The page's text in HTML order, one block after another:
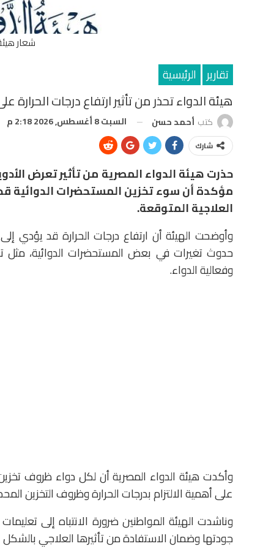
شعار
تقارير الرئيسية
هيئة الدواء تحذر من تأثير ارتفاع درجات الحرارة
كتب أحمد حسن السبت 8 أغسطس, 2026 2:18 م
شارك
حذرت هيئة الدواء المصرية من تأثير تعرض
مؤكدة أن سوء تخزين المستحضرات الدوائية
العلاجية المتوقعة.
وأوضحت الهيئة أن ارتفاع درجات الحرارة قد يؤدي
حدوث تغيرات في بعض المستحضرات الدوائية، مثل
وفعالية الدواء.
وأكدت هيئة الدواء المصرية أن لكل دواء ظروف
على أهمية الالتزام بدرجات الحرارة وظروف التخزين
وناشدت الهيئة المواطنين ضرورة الانتباه إلى
جودتها وضمان الاستفادة من تأثيرها العلاجي بالشكل